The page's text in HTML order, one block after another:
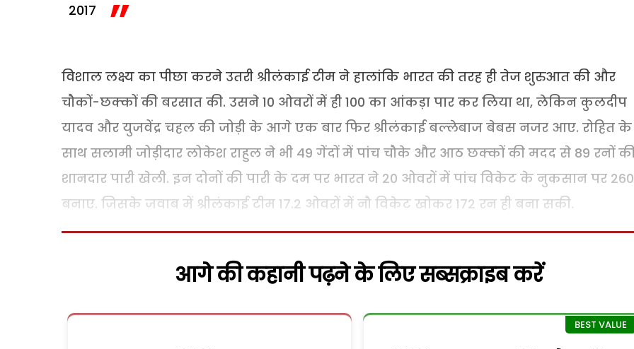
2017
विशाल लक्ष्य का पीछा करने उतरी श्रीलंकाई टीम ने हालांकि भारत की तरह ही तेज शुरुआत की और
चौकों-छक्कों की बरसात की. उसने 10 ओवरों में ही 100 का आंकड़ा पार कर लिया था, लेकिन कुलदीप
यादव और युजवेंद्र चहल की जोड़ी के आगे एक बार फिर श्रीलंकाई बल्लेबाज बेबस नजर आए. रोहित के
साथ सलामी जोड़ीदार लोकेश राहुल ने भी 49 गेंदों में पांच चौके और आठ छक्कों की मदद से 89 रनों
शानदार पारी खेली. इन दोनों की पारी के दम पर भारत ने 20 ओवरों में पांच विकेट के नुकसान पर
बनाए. जिसके जवाब में श्रीलंकाई टीम 17.2 ओवरों में नौ विकेट खोकर 172 रन ही बना सकी.
आगे की कहानी पढ़ने के लिए सब्सक्राइब करें